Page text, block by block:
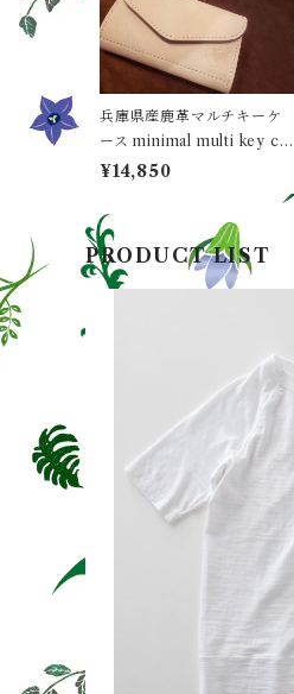
兵庫県産鹿革マルチキーケ
ース minimal multi key ca
se boga boga Loopline
(NATURAL / ナチュラル）
¥14,850
PRODUCT LIST